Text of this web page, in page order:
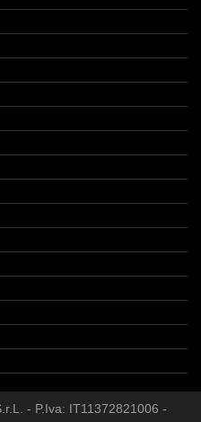
- P.Iva: IT11372821006 -